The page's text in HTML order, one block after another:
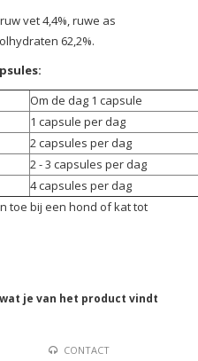
vet 4,4%, ruwe as
62,2%.
Om de dag 1 capsule
1 capsule per dag
2 capsules per dag
2 - 3 capsules per dag
4 capsules per dag
toe bij een hond of kat tot
je van het product vindt
CONTACT